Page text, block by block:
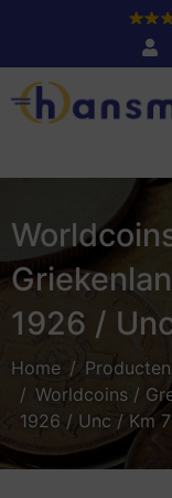
1926 /
Home
Producten
Worldcoins /
1926 / Unc / Km